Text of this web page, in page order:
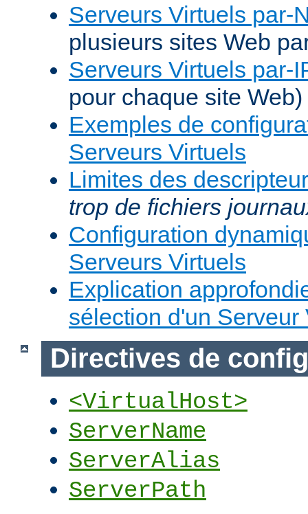
Serveurs Virtuels par-
plusieurs sites Web
Serveurs Virtuels par-
pour chaque site Web)
Exemples de
Serveurs Virtuels
Limites des
trop de fichiers
Configuration
Serveurs Virtuels
Explication
sélection d'un Serveur
Directives de
<VirtualHost>
ServerName
ServerAlias
ServerPath